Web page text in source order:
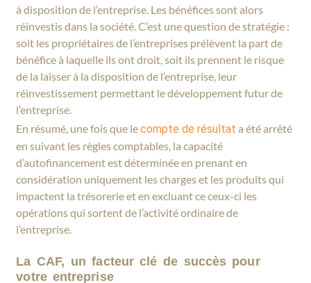
à disposition de l’entreprise. Les bénéfices sont alors
réinvestis dans la société. C’est une question de stratégie :
soit les propriétaires de l’entreprises prélèvent la part de
bénéfice à laquelle ils ont droit, soit ils prennent le risque
de la laisser à la disposition de l’entreprise, leur
réinvestissement permettant le développement futur de
l’entreprise.
En résumé, une fois que lecompte de résultat a été arrêté
en suivant les règles comptables, la capacité
d’autofinancement est déterminée en prenant en
considération uniquement les charges et les produits qui
impactent la trésorerie et en excluant ce ceux-ci les
opérations qui sortent de l’activité ordinaire de
l’entreprise.
La CAF, un facteur clé de succès pour
votre entreprise